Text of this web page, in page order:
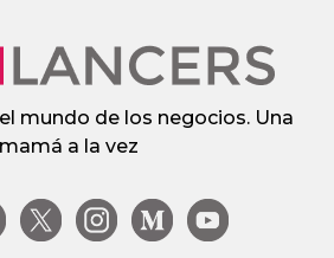
mundo de los negocios. Una
mamá a la vez